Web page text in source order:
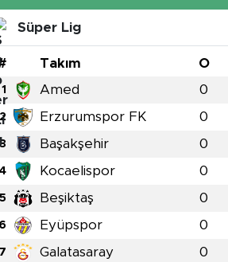
Süper Lig
Takım O
1 Amed 0
2 Erzurumspor FK 0
3 Başakşehir 0
Kocaelispor 0
5 Beşiktaş 0
6 Eyüpspor 0
7 Galatasaray 0